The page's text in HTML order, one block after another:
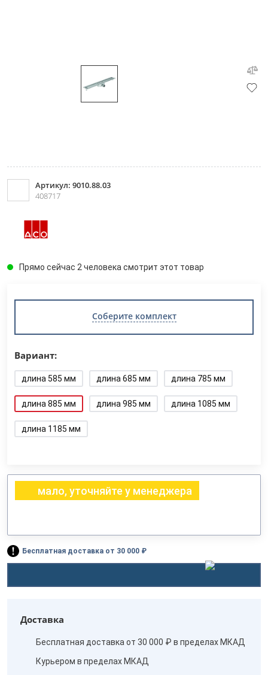
Артикул: 9010.88.03
408717
Прямо сейчас 2 человека смотрит этот товар
Соберите комплект
Вариант:
длина 585 мм длина 685 мм длина 785 мм
длина 885 мм длина 985 мм длина 1085 мм
длина 1185 мм
мало, уточняйте у менеджера
Бесплатная доставка от 30 000 ₽
Доставка
Бесплатная доставка от 30 000 ₽ в пределах МКАД
Курьером в пределах МКАД